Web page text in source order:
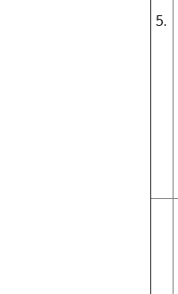
5.